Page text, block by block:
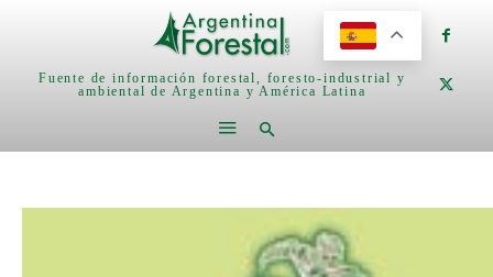
Fuente de información forestal, foresto-industrial y
ambiental de Argentina y América Latina